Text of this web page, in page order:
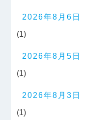
2026年8月6日
(1)
2026年8月5日
(1)
2026年8月3日
(1)